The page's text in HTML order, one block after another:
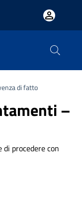
di fatto
–
procedere con